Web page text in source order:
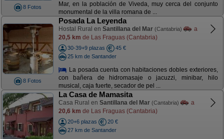
8 Fotos
Mar, en la población de Viveda, muy cerca del conjunto
monumental de la villa romana de ...
8 Fotos
Posada La Leyenda
Hostal Rural en Santillana del Mar (Cantabria)
a
20,5 km de Las Fraguas (Cantabria)
30-39+9 plazas
45 €
25 km de Santander
La posada cuenta con habitaciones dobles exteriores,
con bañera de hidromasaje o jacuzzi, minibar, hilo
musical, caja fuerte, secador de pel ...
La Casa de Mamasita
Casa Rural en Santillana del Mar (Cantabria)
a
20,6 km de Las Fraguas (Cantabria)
20+6 plazas
20 €
27 km de Santander